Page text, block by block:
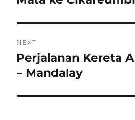
NEXT
Next
post:
Perjalanan Kereta
– Mandalay